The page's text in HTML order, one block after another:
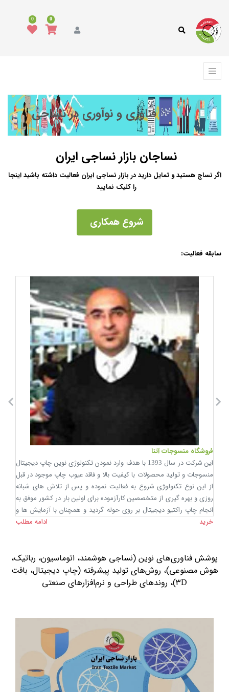
0
0
فناوری و نوآوری در نساجی
نساجان بازار نساجی ایران
اگر نساج هستید و تمایل دارید در بازار نساجی ایران فعالیت داشته باشید اینجا
را کلیک نمایید
شروع همکاری
سابقه فعالیت:
فروشگاه منسوجات آتنا
این شرکت در سال 1393 با هدف وارد نمودن تکنولوژی نوین چاپ دیجیتال
منسوجات و تولید محصولات با کیفیت بالا و فاقد عیوب چاپ موجود در قبل
از این نوع تکنولوژی شروع به فعالیت نموده و پس از تلاش های شبانه
روزی و بهره گیری از متخصصین کارآزموده برای اولین بار در کشور موفق به
انجام چاپ راکتیو دیجیتال بر روی حوله گردید و همچنان با آزمایش ها و
تحقیق های مستمر در این راه بی پایان در حال فعالیت میباشد. لازم به ذکر
ثبات چاپ احساس نارضایتی می نمودند لیکن این شرکت مفتخر است
اعلام نماید که کلیه محصولات چاپی تولیدی این شرکت قابلیت عدم رنگ
دهی حتی در نقطه جوش را دارا می باشد. ضمنا با توجه به نوع تکنولوژی
می باشد. که این امر در سایه دید تخصصی و استفاده از بهترین برند رنگ
راکتیو دنیا محقق گردیده است.
خرید ادامه مطلب
پوشش فناوری‌های نوین (نساجی هوشمند، اتوماسیون، رباتیک،
هوش مصنوعی)، روش‌های تولید پیشرفته (چاپ دیجیتال، بافت
۳D)، روندهای طراحی و نرم‌افزارهای صنعتی